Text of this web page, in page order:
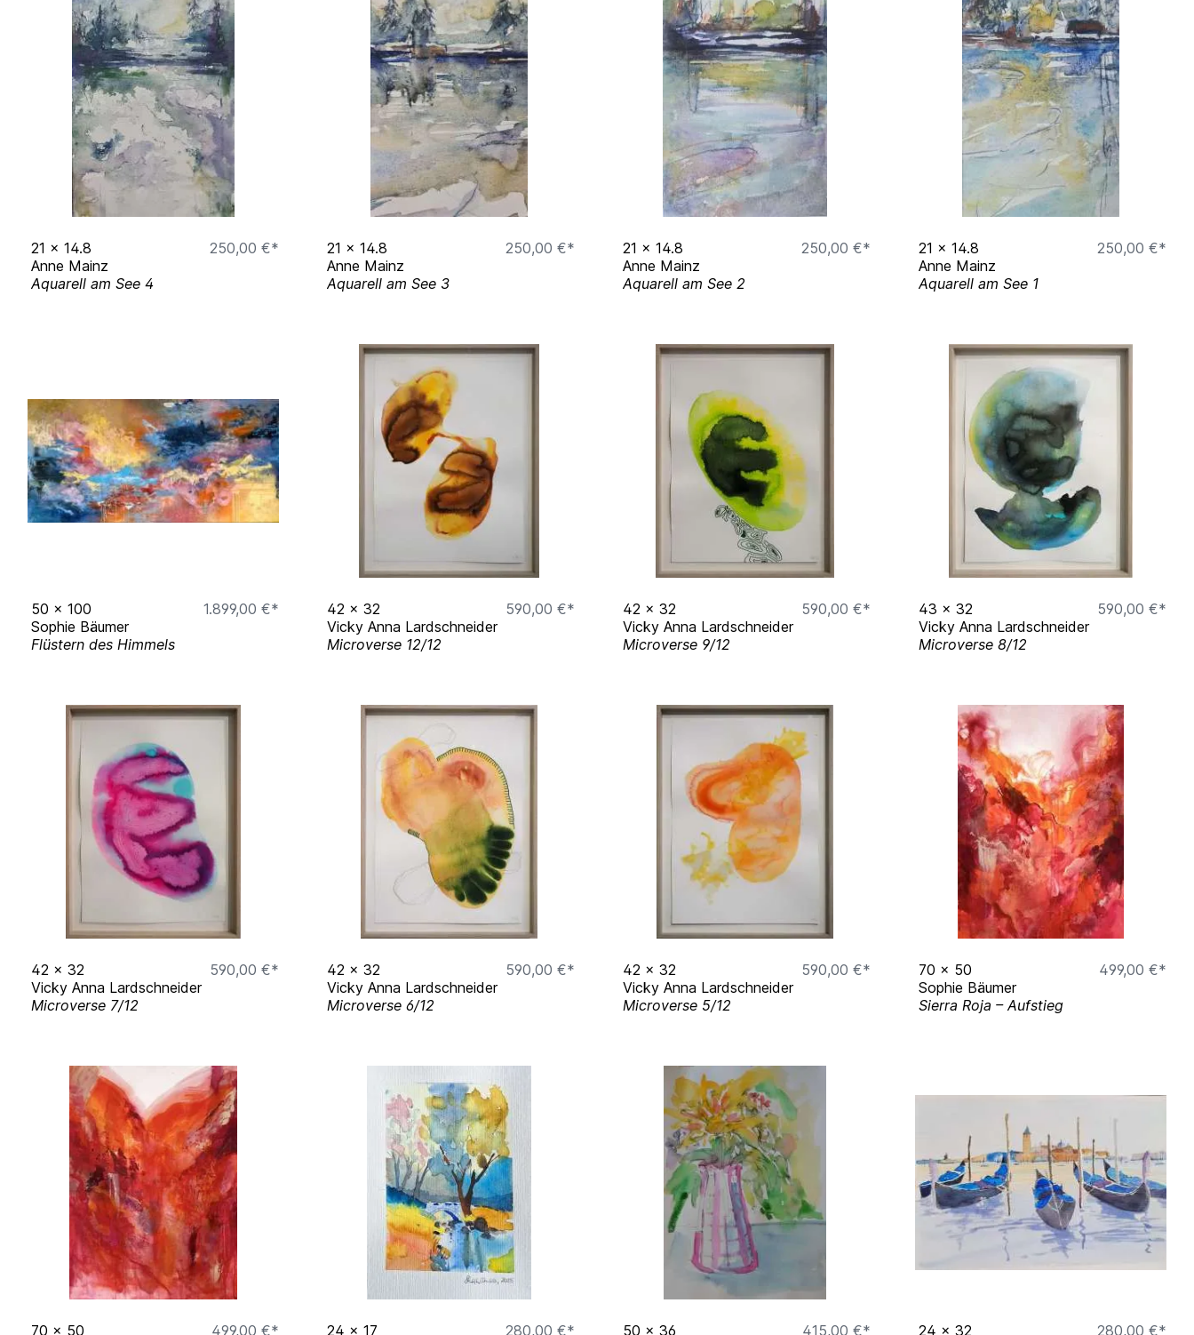
21 x 14.8
250,00 €*
Anne Mainz
Aquarell am See 4
21 x 14.8
250,00 €*
Anne Mainz
Aquarell am See 3
21 x 14.8
250,00 €*
Anne Mainz
Aquarell am See 2
21 x 14.8
250,00 €*
Anne Mainz
Aquarell am See 1
50 x 100
1.899,00 €*
Sophie Bäumer
Flüstern des Himmels
42 x 32
590,00 €*
Vicky Anna Lardschneider
Microverse 12/12
42 x 32
590,00 €*
Vicky Anna Lardschneider
Microverse 9/12
43 x 32
590,00 €*
Vicky Anna Lardschneider
Microverse 8/12
42 x 32
590,00 €*
Vicky Anna Lardschneider
Microverse 7/12
42 x 32
590,00 €*
Vicky Anna Lardschneider
Microverse 6/12
42 x 32
590,00 €*
Vicky Anna Lardschneider
Microverse 5/12
70 x 50
499,00 €*
Sophie Bäumer
Sierra Roja – Aufstieg
70 x 50 499,00 €* 24 x 17 280,00 €* 50 x 36 415,00 €* 24 x 32 280,00 €*